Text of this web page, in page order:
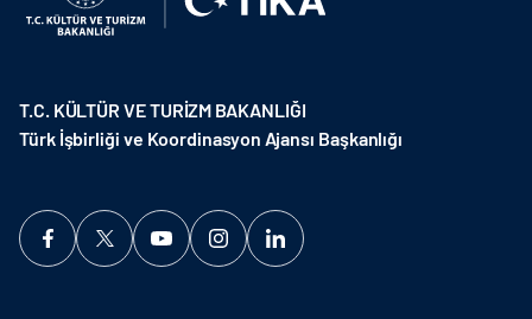
T.C. KÜLTÜR VE TURİZM BAKANLIĞI
Türk İşbirliği ve Koordinasyon Ajansı Başkanlığı